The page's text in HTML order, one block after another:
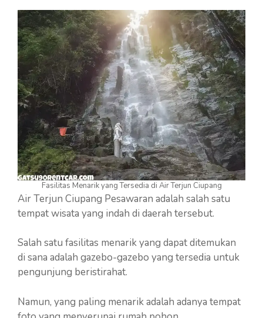
Fasilitas Menarik yang Tersedia di Air Terjun Ciupang
Air Terjun Ciupang Pesawaran adalah salah satu
tempat wisata yang indah di daerah tersebut.
Salah satu fasilitas menarik yang dapat ditemukan
di sana adalah gazebo-gazebo yang tersedia untuk
pengunjung beristirahat.
Namun, yang paling menarik adalah adanya tempat